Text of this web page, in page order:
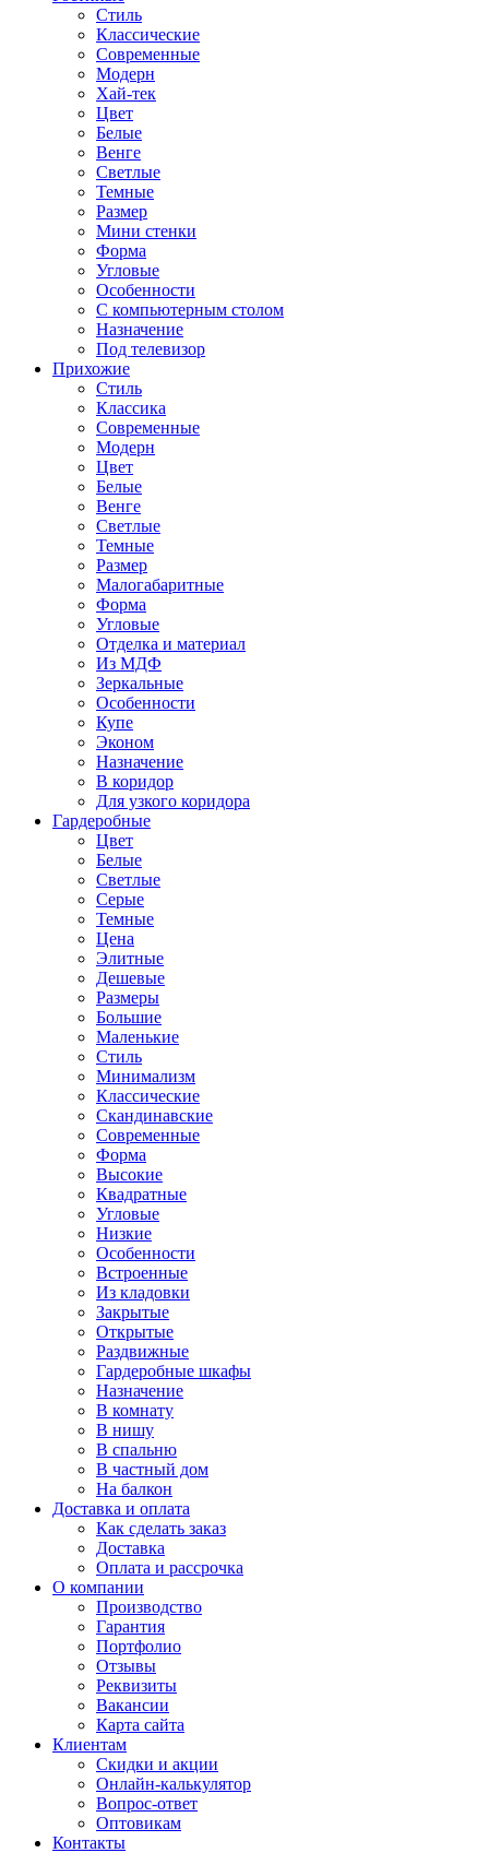
Стиль
Классические
Современные
Модерн
Хай-тек
Цвет
Белые
Венге
Светлые
Темные
Размер
Мини стенки
Форма
Угловые
Особенности
С компьютерным столом
Назначение
Под телевизор
Прихожие
Стиль
Классика
Современные
Модерн
Цвет
Белые
Венге
Светлые
Темные
Размер
Малогабаритные
Форма
Угловые
Отделка и материал
Из МДФ
Зеркальные
Особенности
Купе
Эконом
Назначение
В коридор
Для узкого коридора
Гардеробные
Цвет
Белые
Светлые
Серые
Темные
Цена
Элитные
Дешевые
Размеры
Большие
Маленькие
Стиль
Минимализм
Классические
Скандинавские
Современные
Форма
Высокие
Квадратные
Угловые
Низкие
Особенности
Встроенные
Из кладовки
Закрытые
Открытые
Раздвижные
Гардеробные шкафы
Назначение
В комнату
В нишу
В спальню
В частный дом
На балкон
Доставка и оплата
Как сделать заказ
Доставка
Оплата и рассрочка
О компании
Производство
Гарантия
Портфолио
Отзывы
Реквизиты
Вакансии
Карта сайта
Клиентам
Скидки и акции
Онлайн-калькулятор
Вопрос-ответ
Оптовикам
Контакты